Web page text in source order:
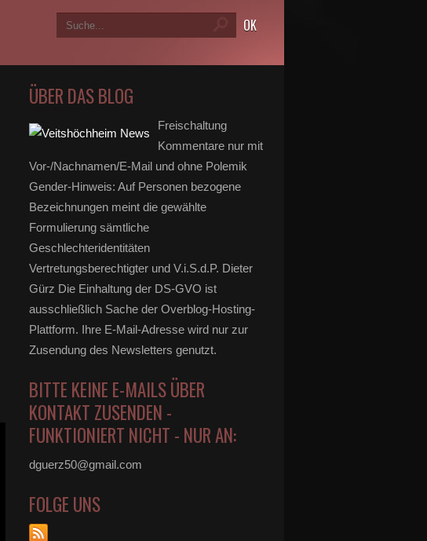
ÜBER DAS BLOG
Freischaltung
Kommentare nur mit
Vor-/Nachnamen/E-Mail und ohne Polemik
Gender-Hinweis: Auf Personen bezogene
Bezeichnungen meint die gewählte
Formulierung sämtliche
Geschlechteridentitäten
Vertretungsberechtigter und V.i.S.d.P. Dieter
Gürz Die Einhaltung der DS-GVO ist
ausschließlich Sache der Overblog-Hosting-
Plattform. Ihre E-Mail-Adresse wird nur zur
Zusendung des Newsletters genutzt.
BITTE KEINE E-MAILS ÜBER
KONTAKT ZUSENDEN -
FUNKTIONIERT NICHT - NUR AN:
dguerz50@gmail.com
FOLGE UNS